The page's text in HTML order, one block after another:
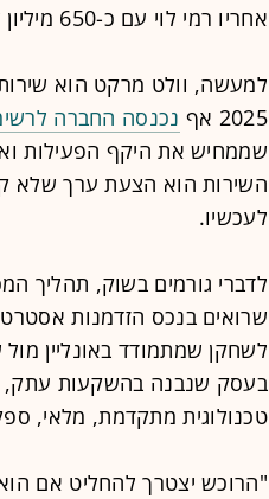
אחריו רמי לוי עם כ-650 מיליון שקל בשנה.
למעשה, וולט מרקט הוא
2025 אף
נכנסה החברה
שממחיש את היקף הפעילות
השירות הוא הצעת ערך שלא
לעכשיו.
לדברי גורמים בשוק, תהליך
שרואים בנכס הזדמנות
לשחקן שמתמודד באונליין
בעסק שנבנה בהשקעות עתק,
טכנולוגית מתקדמת, מלאי,
"הרוכש יצטרך להחליט אם